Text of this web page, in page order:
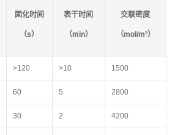
固化时间
（s）
表干时间
（min）
交联密度
（mol/m³）
>120 >10 1500
60 5 2800
30 2 4200